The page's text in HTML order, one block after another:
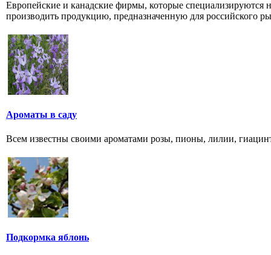
Европейские и канадские фирмы, которые специализируются
производить продукцию, предназначенную для российского
Ароматы в саду
Всем известны своими ароматами розы, пионы, лилии,
Подкормка яблонь